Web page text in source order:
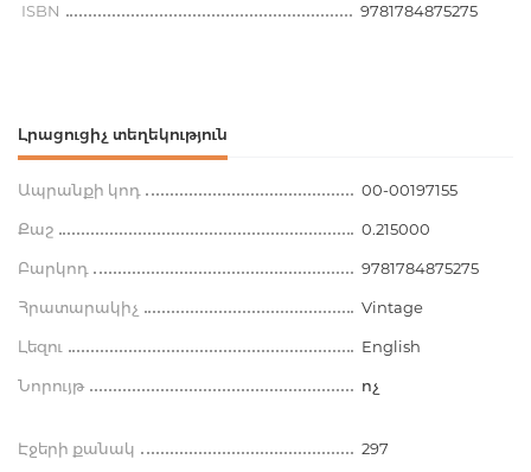
ISBN 9781784875275
Լրացուցիչ տեղեկություն
Ապրանքի կոդ 00-00197155
Քաշ 0.215000
Բարկոդ 9781784875275
Հրատարակիչ Vintage
Լեզու English
Նորույթ ոչ
Էջերի քանակ 297